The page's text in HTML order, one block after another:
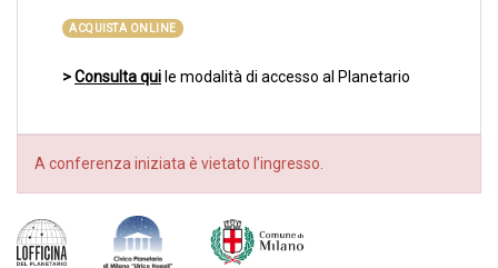
ACQUISTA ONLINE
>Consulta qui le modalità di accesso al Planetario
A conferenza iniziata è vietato l’ingresso.